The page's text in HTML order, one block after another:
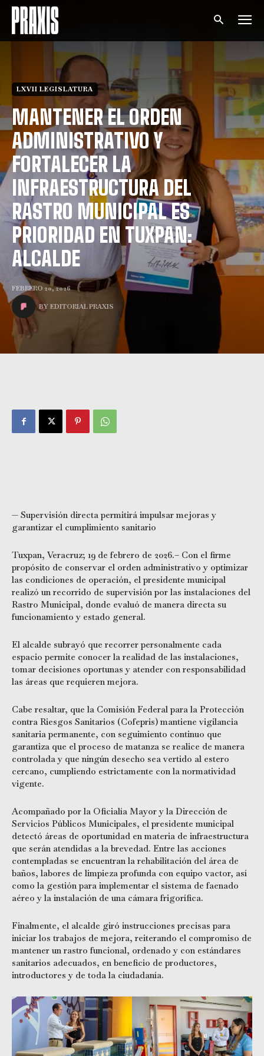
LXVII LEGISLATURA
MANTENER EL ORDEN
ADMINISTRATIVO Y
FORTALECER LA
INFRAESTRUCTURA DEL
RASTRO MUNICIPAL ES
PRIORIDAD EN TUXPAN:
ALCALDE
FEBRERO 20, 2026
BY EDITORIAL PRAXIS
— Supervisión directa permitirá impulsar mejoras y
garantizar el cumplimiento sanitario
Tuxpan, Veracruz; 19 de febrero de 2026.– Con el firme
propósito de conservar el orden administrativo y optimizar
las condiciones de operación, el presidente municipal
realizó un recorrido de supervisión por las instalaciones del
Rastro Municipal, donde evaluó de manera directa su
funcionamiento y estado general.
El alcalde subrayó que recorrer personalmente cada
espacio permite conocer la realidad de las instalaciones,
tomar decisiones oportunas y atender con responsabilidad
las áreas que requieren mejora.
Cabe resaltar, que la Comisión Federal para la Protección
contra Riesgos Sanitarios (Cofepris) mantiene vigilancia
sanitaria permanente, con seguimiento continuo que
garantiza que el proceso de matanza se realice de manera
controlada y que ningún desecho sea vertido al estero
cercano, cumpliendo estrictamente con la normatividad
vigente.
Acompañado por la Oficialía Mayor y la Dirección de
Servicios Públicos Municipales, el presidente municipal
detectó áreas de oportunidad en materia de infraestructura
que serán atendidas a la brevedad. Entre las acciones
contempladas se encuentran la rehabilitación del área de
baños, labores de limpieza profunda con equipo vactor, así
como la gestión para implementar el sistema de faenado
aéreo y la instalación de una cámara frigorífica.
Finalmente, el alcalde giró instrucciones precisas para
iniciar los trabajos de mejora, reiterando el compromiso de
mantener un rastro funcional, ordenado y con estándares
sanitarios adecuados, en beneficio de productores,
introductores y de toda la ciudadanía.